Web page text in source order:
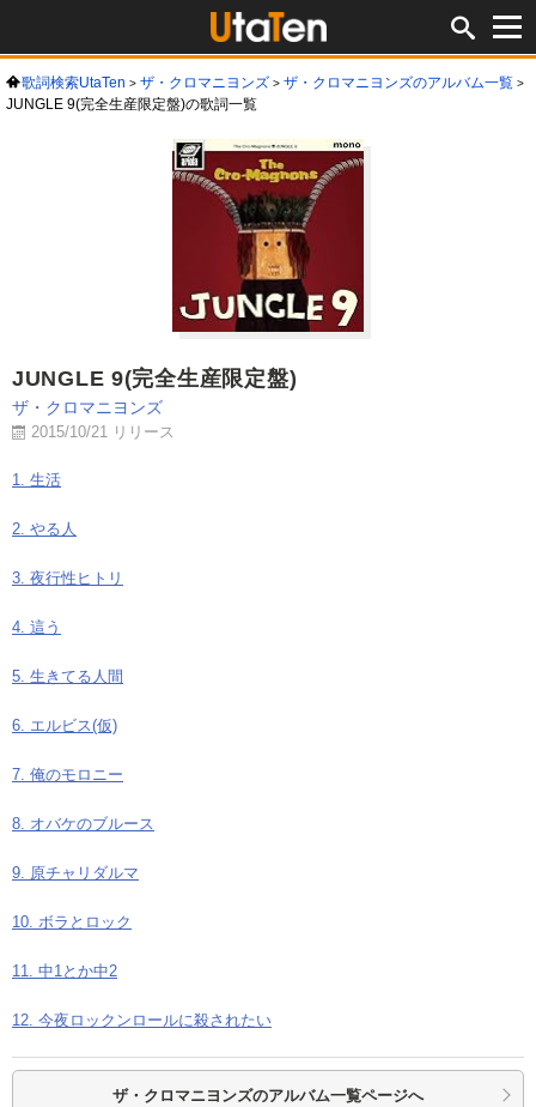
歌詞検索UtaTen ザ・クロマニヨンズ
ザ・クロマニヨンズのアルバム一覧
JUNGLE 9(完全生産限定盤)の歌詞一覧
JUNGLE 9(完全生産限定盤)
ザ・クロマニヨンズ
2015/10/21 リリース
1. 生活
2. やる人
3. 夜行性ヒトリ
4. 這う
5. 生きてる人間
6. エルビス(仮)
7. 俺のモロニー
8. オバケのブルース
9. 原チャリダルマ
10. ボラとロック
11. 中1とか中2
12. 今夜ロックンロールに殺されたい
ザ・クロマニヨンズのアルバム一覧ページへ